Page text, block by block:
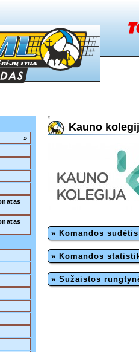
»
Kauno
» Komandos sudėtis
» Komandos
» Sužaistos